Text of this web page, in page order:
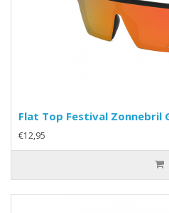
Flat Top Festival Zonnebril
€12,95